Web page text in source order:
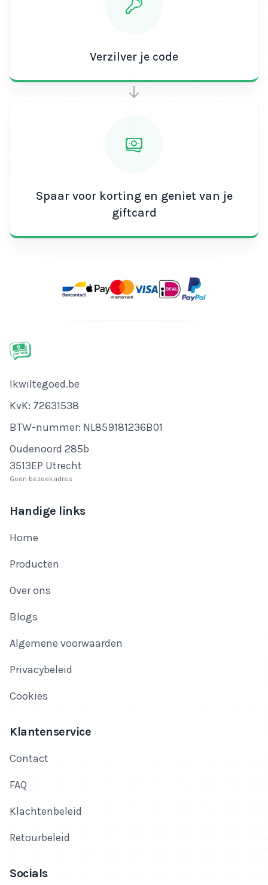
Verzilver je code
Spaar voor korting en geniet van je
giftcard
Bedrijfsnaam
Ikwiltegoed.be
KvK-nummer
KvK: 72631538
Btw-nummer
BTW-nummer: NL859181236B01
Adres
Oudenoord 285b
3513EP Utrecht
Geen bezoekadres
Handige links
Home
Producten
Over ons
Blogs
Algemene voorwaarden
Privacybeleid
Cookies
Klantenservice
Contact
FAQ
Klachtenbeleid
Retourbeleid
Socials